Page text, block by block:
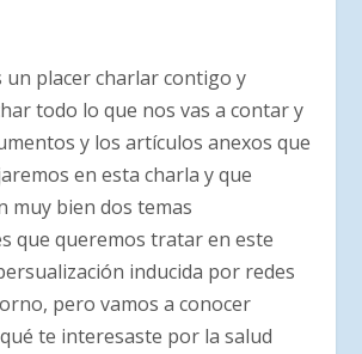
un placer charlar contigo y
todo lo que nos vas a contar y
y los artículos anexos que
en esta charla y que
muy bien dos temas
que queremos tratar en este
inducida por redes
pero vamos a conocer
te interesaste por la salud